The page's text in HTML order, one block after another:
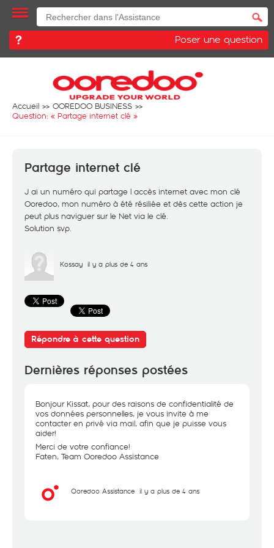
Poser une question
Accueil
OOREDOO BUSINESS
Question: « Partage internet clé »
Partage internet clé
J ai un numéro qui partage l accès internet avec mon clé
Ooredoo, mon numéro à été résiliée et dès cette action je
peut plus naviguer sur le Net via le clé.
Solution svp.
Kossay il y a plus de 4 ans
Répondre à cette question
Dernières réponses postées
Bonjour Kissat, pour des raisons de confidentialité de
vos données personnelles, je vous invite à me
contacter en privé via mail, afin que je puisse vous
aider!
Merci de votre confiance!
Faten, Team Ooredoo Assistance
Ooredoo Assistance il y a plus de 4 ans